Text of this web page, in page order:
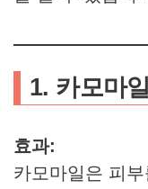
1. 카모마
효과:
카모마일은 피